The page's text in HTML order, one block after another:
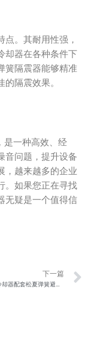
。其耐用性强，
却器在各种条件下
簧隔震器能够精准
隔震效果。
是一种高效、经
音问题，提升设备
，越来越多的企业
。如果您正在寻找
无疑是一个值得信
下一篇
GLC系列管壳式冷却器配套松夏弹簧避震器